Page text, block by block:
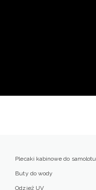
Plecaki kabinowe do samolotu
Buty do wody
Odzież UV